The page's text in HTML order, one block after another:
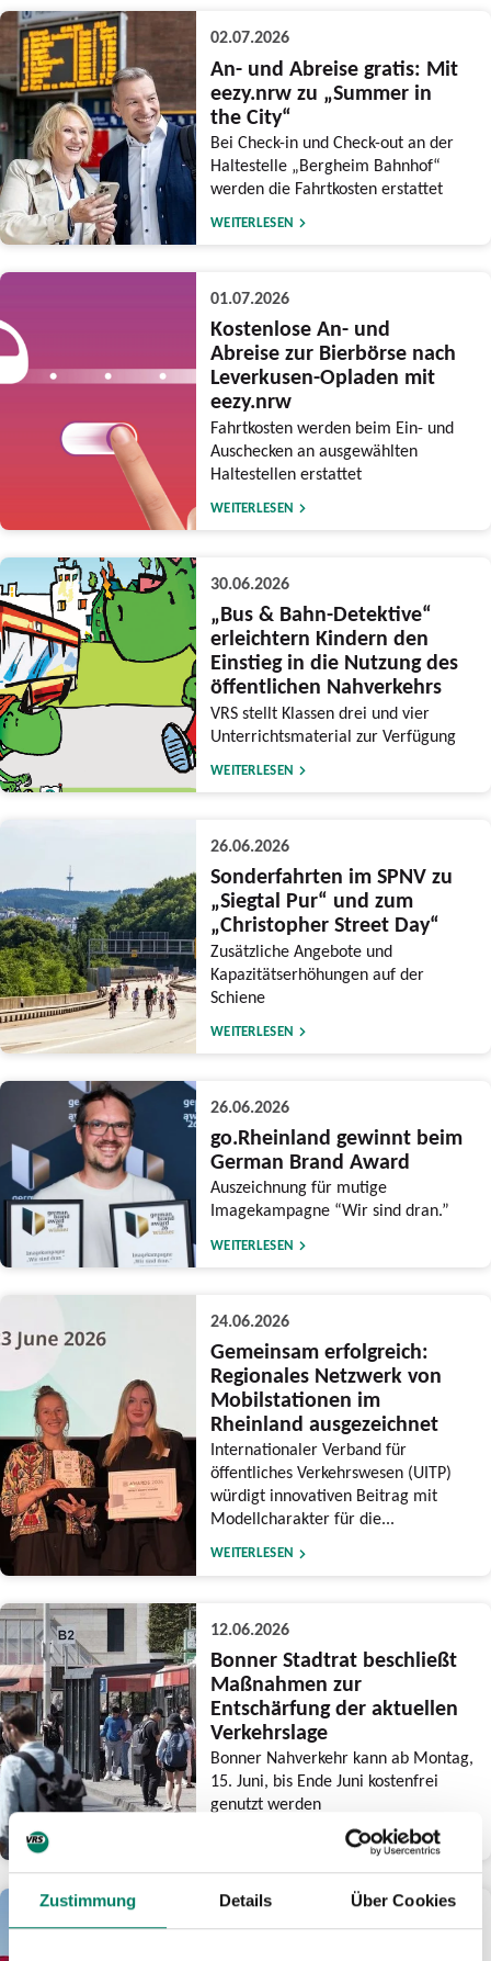
Zustimmung Details Über Cookies
02.07.2026
An- und Abreise gratis: Mit
eezy.nrw zu „Summer in
the City“
Bei Check-in und Check-out an der
Haltestelle „Bergheim Bahnhof“
werden die Fahrtkosten erstattet
WEITERLESEN
01.07.2026
Kostenlose An- und
Abreise zur Bierbörse nach
Leverkusen-Opladen mit
eezy.nrw
Fahrtkosten werden beim Ein- und
Auschecken an ausgewählten
Haltestellen erstattet
WEITERLESEN
30.06.2026
„Bus & Bahn-Detektive“
erleichtern Kindern den
Einstieg in die Nutzung des
öffentlichen Nahverkehrs
VRS stellt Klassen drei und vier
Unterrichtsmaterial zur Verfügung
WEITERLESEN
26.06.2026
Sonderfahrten im SPNV zu
„Siegtal Pur“ und zum
„Christopher Street Day“
Zusätzliche Angebote und
Kapazitätserhöhungen auf der
Schiene
WEITERLESEN
26.06.2026
go.Rheinland gewinnt beim
German Brand Award
Auszeichnung für mutige
Imagekampagne “Wir sind dran.”
WEITERLESEN
24.06.2026
Gemeinsam erfolgreich:
Regionales Netzwerk von
Mobilstationen im
Rheinland ausgezeichnet
Internationaler Verband für
öffentliches Verkehrswesen (UITP)
würdigt innovativen Beitrag mit
Modellcharakter für die...
WEITERLESEN
12.06.2026
Bonner Stadtrat beschließt
Maßnahmen zur
Entschärfung der aktuellen
Verkehrslage
Bonner Nahverkehr kann ab Montag,
15. Juni, bis Ende Juni kostenfrei
genutzt werden
03.06.2026